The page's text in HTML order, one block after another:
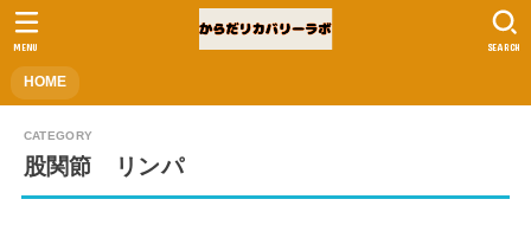
HOME
SEARCH
MENU
股関節 リンパ